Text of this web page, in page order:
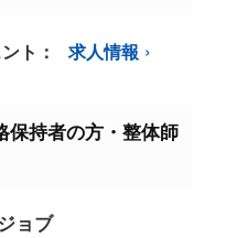
ト： 求人情報
保持者の方・整体師
ョブ